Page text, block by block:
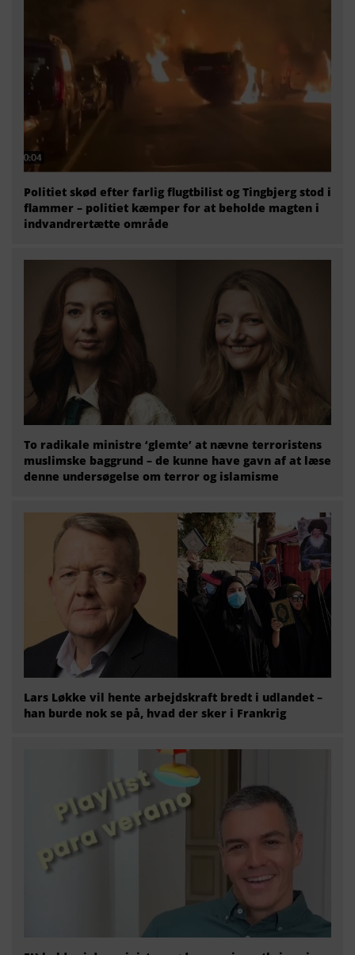
Politiet skød efter farlig flugtbilist og Tingbjerg stod i
flammer – politiet kæmper for at beholde magten i
indvandrertætte område
To radikale ministre ‘glemte’ at nævne terroristens
muslimske baggrund – de kunne have gavn af at læse
denne undersøgelse om terror og islamisme
Lars Løkke vil hente arbejdskraft bredt i udlandet –
han burde nok se på, hvad der sker i Frankrig